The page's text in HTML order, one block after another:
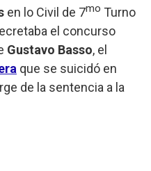
en lo Civil de 7mo Turno
el concurso
Gustavo Basso, el
que se suicidó en
de la sentencia a la